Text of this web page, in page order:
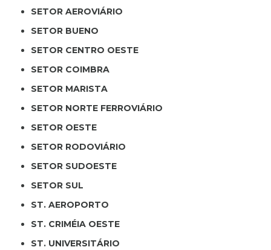
SETOR AEROVIÁRIO
SETOR BUENO
SETOR CENTRO OESTE
SETOR COIMBRA
SETOR MARISTA
SETOR NORTE FERROVIÁRIO
SETOR OESTE
SETOR RODOVIÁRIO
SETOR SUDOESTE
SETOR SUL
ST. AEROPORTO
ST. CRIMÉIA OESTE
ST. UNIVERSITÁRIO